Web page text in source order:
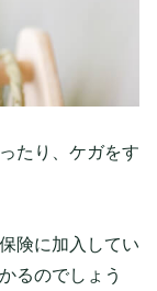
たり、ケガをす
険に加入してい
るのでしょう